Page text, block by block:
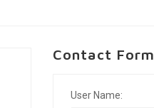
Contact Form
User Name: